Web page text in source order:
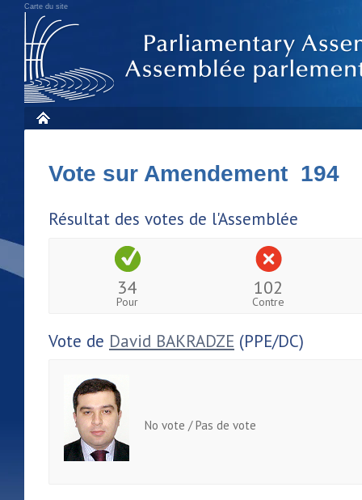
Carte du site
Vote sur Amendement 194
Résultat des votes de l'Assemblée
34
Pour
102
Contre
Vote de David BAKRADZE (PPE/DC)
No vote / Pas de vote